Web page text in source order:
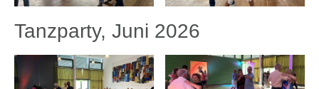
Tanzparty, Juni 2026